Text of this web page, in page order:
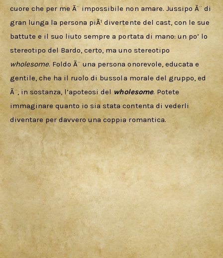
cuore che per me Ã¨ impossibile non amare. Jussipo Ã¨ di
gran lunga la persona piÃ¹ divertente del cast, con le sue
battute e il suo liuto sempre a portata di mano: un po’ lo
stereotipo del Bardo, certo, ma uno stereotipo
wholesome. Foldo Ã¨ una persona onorevole, educata e
gentile, che ha il ruolo di bussola morale del gruppo, ed
Ã¨, in sostanza, l’apoteosi del wholesome. Potete
immaginare quanto io sia stata contenta di vederli
diventare per davvero una coppia romantica.